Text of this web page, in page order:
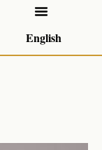
English